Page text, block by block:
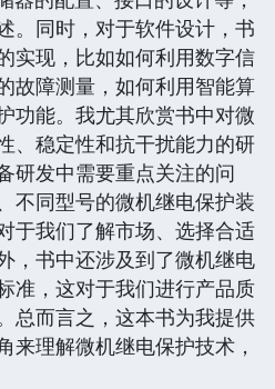
。同时，对于软件设计，书
实现，比如如何利用数字信
故障测量，如何利用智能算
功能。我尤其欣赏书中对微
、稳定性和抗干扰能力的研
研发中需要重点关注的问
不同型号的微机继电保护装
于我们了解市场、选择合适
，书中还涉及到了微机继电
准，这对于我们进行产品质
总而言之，这本书为我提供
来理解微机继电保护技术，